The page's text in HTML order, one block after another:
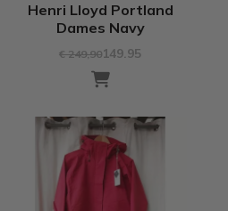
Henri Lloyd Portland
Dames Navy
€ 249,90149.95